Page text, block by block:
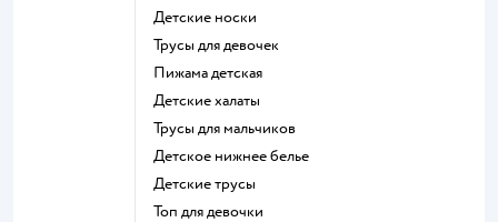
Детские носки
Трусы для девочек
Пижама детская
Детские халаты
Трусы для мальчиков
Детское нижнее белье
Детские трусы
Топ для девочки